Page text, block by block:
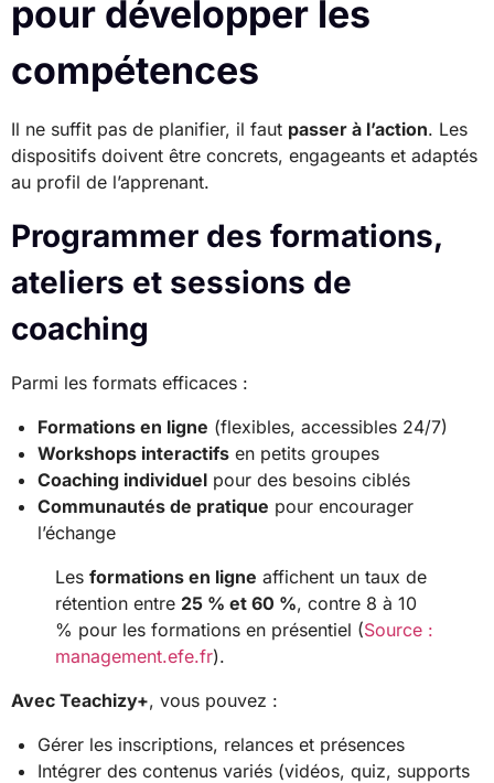
pour développer les
compétences
Il ne suffit pas de planifier, il faut passer à l’action. Les
dispositifs doivent être concrets, engageants et adaptés
au profil de l’apprenant.
Programmer des formations,
ateliers et sessions de
coaching
Parmi les formats efficaces :
Formations en ligne (flexibles, accessibles 24/7)
Workshops interactifs en petits groupes
Coaching individuel pour des besoins ciblés
Communautés de pratique pour encourager
l’échange
Les formations en ligne affichent un taux de
rétention entre 25 % et 60 %, contre 8 à 10
% pour les formations en présentiel (Source :
management.efe.fr).
Avec Teachizy+, vous pouvez :
Gérer les inscriptions, relances et présences
Intégrer des contenus variés (vidéos, quiz, supports